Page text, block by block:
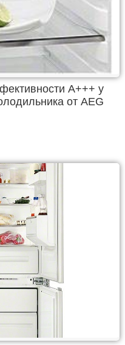
А+++ у
от AEG